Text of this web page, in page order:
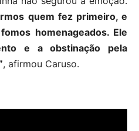
quem fez primeiro, e
homenageados. Ele
e a obstinação pela
, afirmou Caruso.